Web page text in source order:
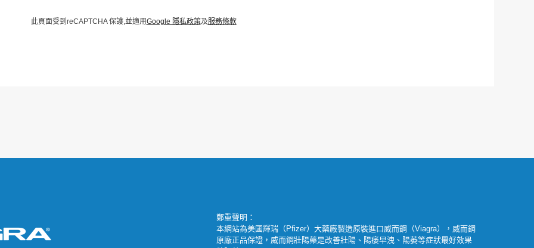
此頁面受到reCAPTCHA 保護 並適用Google 隱私政策及服務條款
鄭重聲明：
本網站為美國輝瑞（Pfizer）大藥廠製造原裝進口威而鋼（Viagra），威而鋼
原廠正品保證，威而鋼壯陽藥是改善壯陽、陽痿早洩、陽萎等症狀最好效果